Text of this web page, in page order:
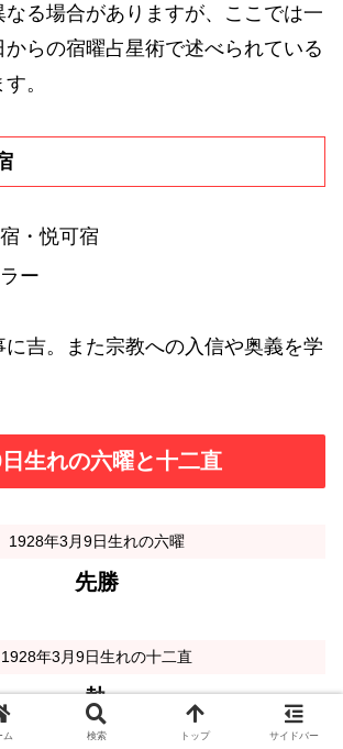
なる場合がありますが、ここでは一
らの宿曜占星術で述べられている
。
・悦可宿
ー
吉。また宗教への入信や奥義を学
生れの六曜と十二直
1928年3月9日生れの六曜
先勝
1928年3月9日生れの十二直
執
ム 検索 トップ サイドバー